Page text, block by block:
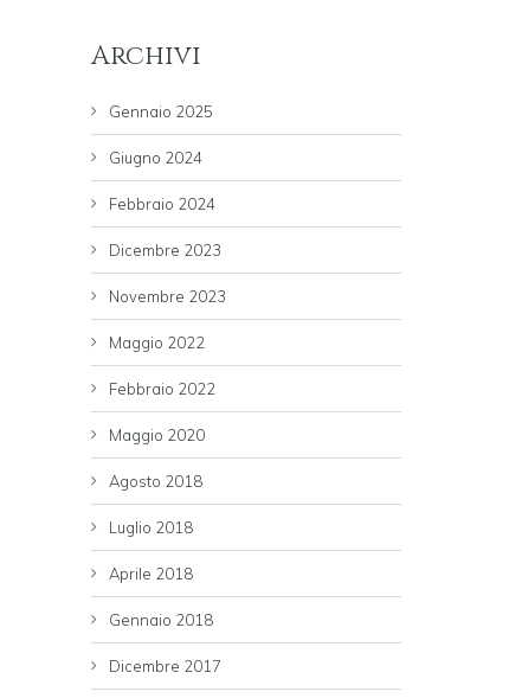
Archivi
Gennaio 2025
Giugno 2024
Febbraio 2024
Dicembre 2023
Novembre 2023
Maggio 2022
Febbraio 2022
Maggio 2020
Agosto 2018
Luglio 2018
Aprile 2018
Gennaio 2018
Dicembre 2017